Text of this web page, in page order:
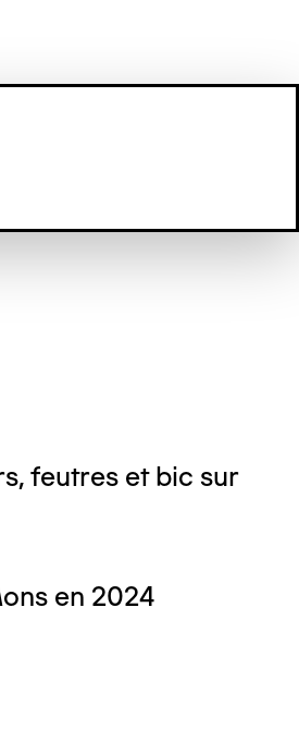
feutres et bic sur
en 2024